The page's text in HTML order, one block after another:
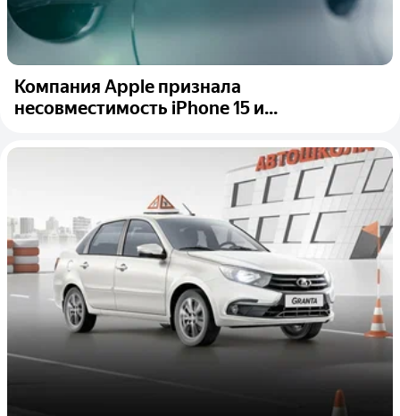
Компания Apple признала
несовместимость iPhone 15 и...